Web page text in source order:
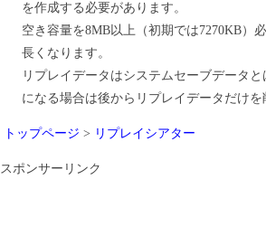
を作成する必要があります。
空き容量を8MB以上（初期では7270KB）
長くなります。
リプレイデータはシステムセーブデータ
になる場合は後からリプレイデータだけを
トップページ > リプレイシアター
スポンサーリンク